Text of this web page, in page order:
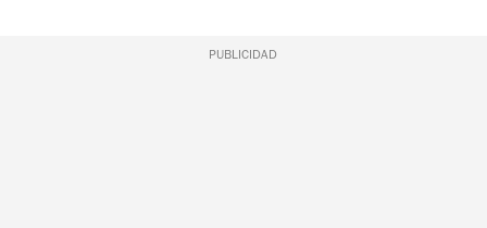
PUBLICIDAD